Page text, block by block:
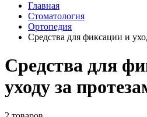
Главная
Стоматология
Ортопедия
Cредства для фиксации и
Cредства для
уходу за